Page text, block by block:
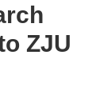
ZJU